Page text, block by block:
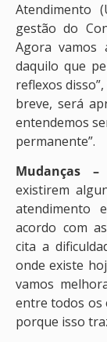
Atendimento
gestão do
Agora vamos
daquilo que
reflexos
breve, será
entendemos
permanente”.
Mudanças
existirem
atendimento
acordo com
cita a
onde existe
vamos
entre todos os
porque isso